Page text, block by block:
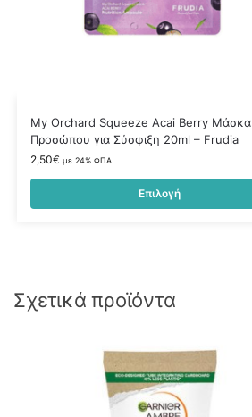
My Orchard Squeeze Acai Berry Μάσκα
Προσώπου για Σύσφιξη 20ml – Frudia
2,50€ με 24% ΦΠΑ
Επιλογή
Σχετικά προϊόντα